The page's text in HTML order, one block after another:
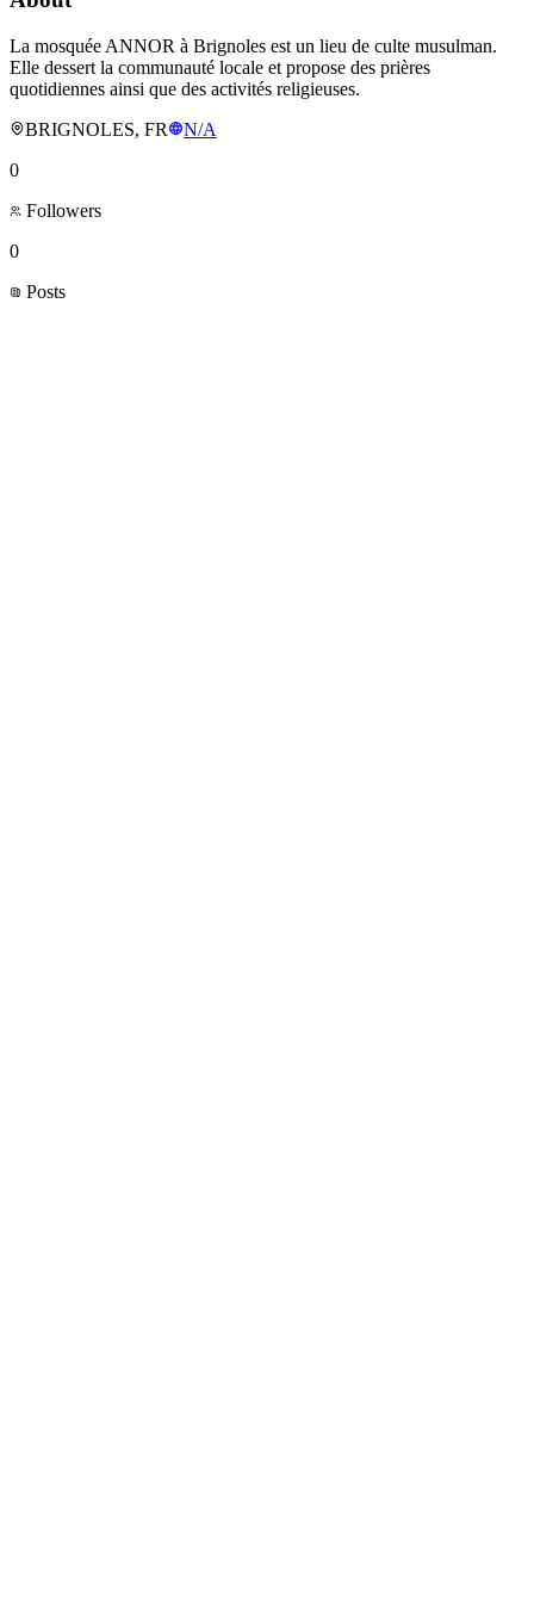
La mosquée ANNOR à Brignoles est un lieu de culte musulman.
Elle dessert la communauté locale et propose des prières
quotidiennes ainsi que des activités religieuses.
BRIGNOLES, FR
N/A
0
Followers
0
Posts